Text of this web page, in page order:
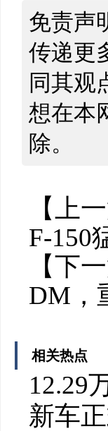
免责声
传递更
同其观
想在本
除。
【上
F-150
【下
DM，
相关热点
12.29
新车